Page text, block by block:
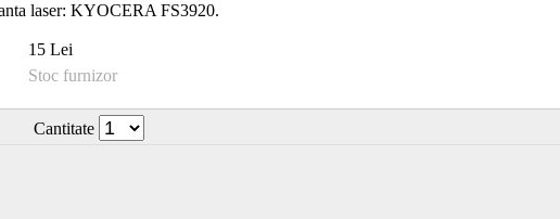
laser: KYOCERA FS3920.
15 Lei
Stoc furnizor
Cantitate